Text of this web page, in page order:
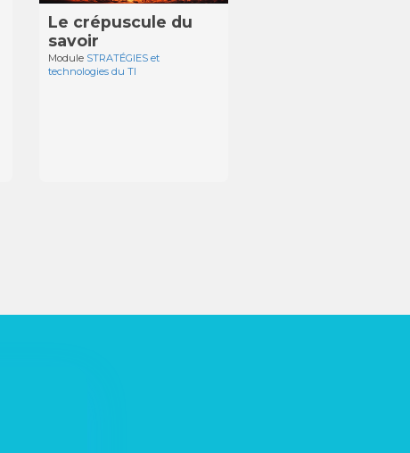
Le crépuscule du
savoir
Module STRATÉGIES et
technologies du TI